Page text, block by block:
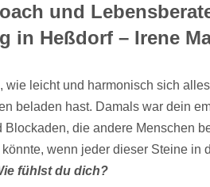
und
in Heßdorf – Irene
wie leicht und harmonisch sich alles
beladen hast. Damals war dein
Blockaden, die andere Menschen
wenn jeder dieser Steine in
fühlst du dich?